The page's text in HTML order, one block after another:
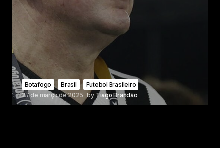
Botafogo Brasil
Futebol Brasileiro
27 de março de 2025 by Tiago Brandão